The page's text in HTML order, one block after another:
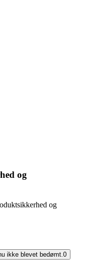
og
og
ikke blevet bedømt. 0